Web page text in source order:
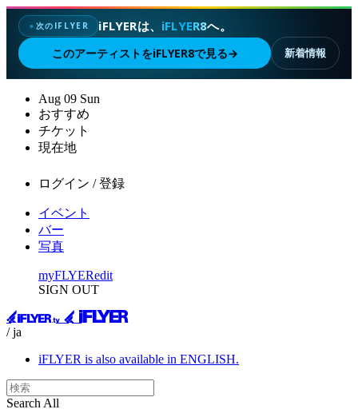
✦次のIFLYER iFLYERは、 iFLYER8へ。
このアーティストをiFLYER8で見る→ 新着情報
Aug 09 Sun
おすすめ
チケット
現在地
ログイン / 登録
イベント
バー
写真
myFLYERedit
SIGN OUT
/ ja
iFLYER is also available in ENGLISH.
Search All